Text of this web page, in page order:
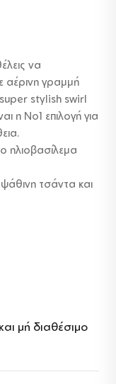
να
αέρινη γραμμή
super stylish swirl
η No1 επιλογή για
ηλιοβασίλεμα
τσάντα και
μή διαθέσιμο